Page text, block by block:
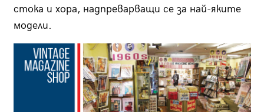
стока и хора, надпреварващи се за най-яките
модели.